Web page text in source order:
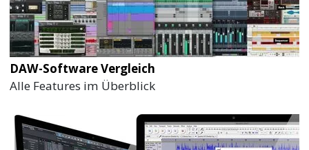
DAW-Software Vergleich
Alle Features im Überblick